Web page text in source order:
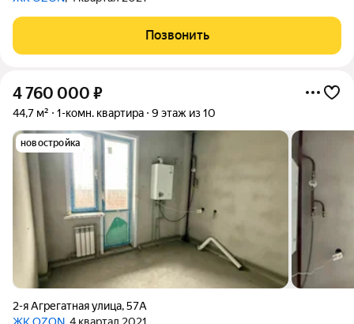
Позвонить
4 760 000 ₽
44,7 м² 1-комн. квартира 9 этаж из 10
новостройка
2-я Агрегатная улица,57А